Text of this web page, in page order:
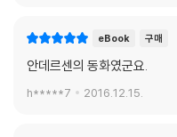
그의 힘, 섬세함, 창조적 천재성
아들이고 활용함으로써 나온
eBook 구매
안데르센의 동화였군요.
h*****7 2016.12.15.